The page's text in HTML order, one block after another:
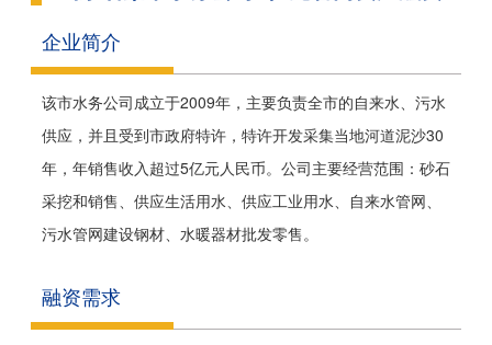
企业简介
该市水务公司成立于2009年，主要负责全市的自来水、污水
供应，并且受到市政府特许，特许开发采集当地河道泥沙30
年，年销售收入超过5亿元人民币。公司主要经营范围：砂石
采挖和销售、供应生活用水、供应工业用水、自来水管网、
污水管网建设钢材、水暖器材批发零售。
融资需求